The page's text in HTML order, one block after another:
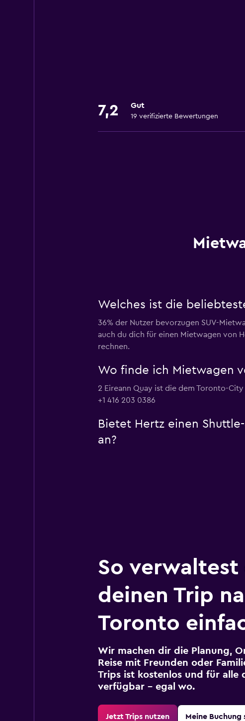
7,2 Gut
19 verifizierte Bewertungen
Welches ist die
36% der Nutzer bevorzugen SUV-
auch du dich für einen Mietwagen von
rechnen.
Wo finde ich Mietwagen
2 Eireann Quay ist die dem Toronto-
+1 416 203 0386
Bietet Hertz einen
an?
So verwaltest
deinen Trip
Toronto
Wir machen dir die Planung,
Reise mit Freunden oder
Trips ist kostenlos und für alle
verfügbar – egal wo.
Jetzt Trips nutzen Meine Buchung